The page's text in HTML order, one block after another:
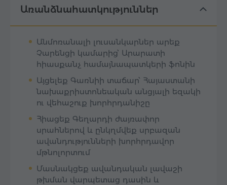
Առանձնահատկություններ
Անմոռանալի լուսանկարներ արեք
Չարենցի կամարից՝ Արարատի
հիասքանչ համայնապատկերի ֆոնին
Այցելեք Գառնիի տաճար՝ Հայաստանի
նախաքրիստոնեական անցյալի եզակի
ու վեհաշուք խորհրդանիշը
Հիացեք Գեղարդի ժայռափոր
սրահներով և ընկղմվեք սրբազան
ավանդությունների խորհրդավոր
մթնոլորտում
Մասնակցեք ավանդական լավաշի
թխման վարպետաց դասին և